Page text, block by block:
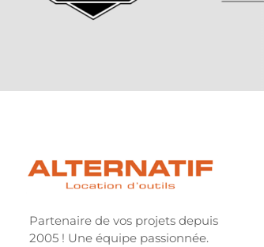
Partenaire de vos projets depuis
2005 ! Une équipe passionnée.